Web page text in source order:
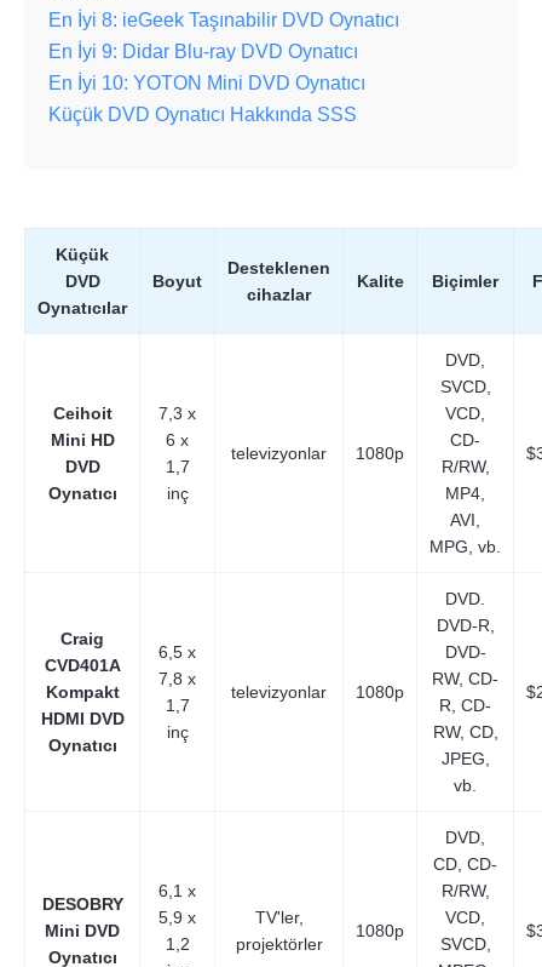
En İyi 8: ieGeek Taşınabilir DVD Oynatıcı
En İyi 9: Didar Blu-ray DVD Oynatıcı
En İyi 10: YOTON Mini DVD Oynatıcı
Küçük DVD Oynatıcı Hakkında SSS
Küçük
DVD
Oynatıcılar
Boyut
Desteklenen
cihazlar
Kalite Biçimler
Ceihoit
Mini HD
DVD
Oynatıcı
7,3 x
6 x
1,7
inç
televizyonlar 1080p
DVD,
SVCD,
VCD,
CD-
R/RW,
MP4,
AVI,
MPG, vb.
Craig
CVD401A
Kompakt
HDMI DVD
Oynatıcı
6,5 x
7,8 x
1,7
inç
televizyonlar 1080p
DVD.
DVD-R,
DVD-
RW, CD-
R, CD-
RW, CD,
JPEG,
vb.
DESOBRY
Mini DVD
Oynatıcı
6,1 x
5,9 x
1,2
TV'ler,
projektörler
1080p
DVD,
CD, CD-
R/RW,
VCD,
SVCD,